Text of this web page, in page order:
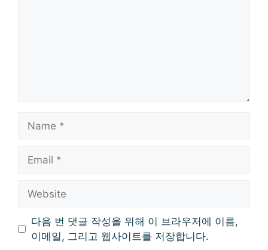
다음 번 댓글 작성을 위해 이 브라우저에 이름,
이메일, 그리고 웹사이트를 저장합니다.